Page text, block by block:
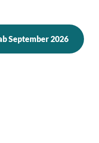
September 2026